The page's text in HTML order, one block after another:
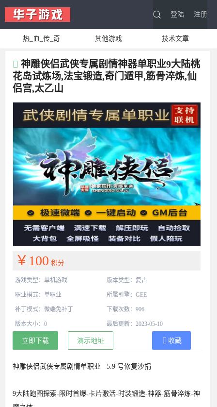
登陆 注册
热_血_传_奇 其他游戏 技术文章
神雕侠侣武侠专属剧情神器单职业9大陆桃
花岛试炼场,法宝锻造,奇门遁甲,筋骨淬炼,仙
侣宫,太乙山
￥100 积分
游戏类型：单机游戏 版本类型：复古
职业模式：单职业 所属引擎：GEE
补丁模式：微端免补丁 下载次数：906
版本大小：0 最后更新：2023-05-10
立即下载 演示地址 收藏
神雕侠侣武侠专属剧情单职业 5.9 号修复沙捐
9大陆跑图探索-限时首爆-卡片激活-时装锻造-神器-筋骨淬炼-神